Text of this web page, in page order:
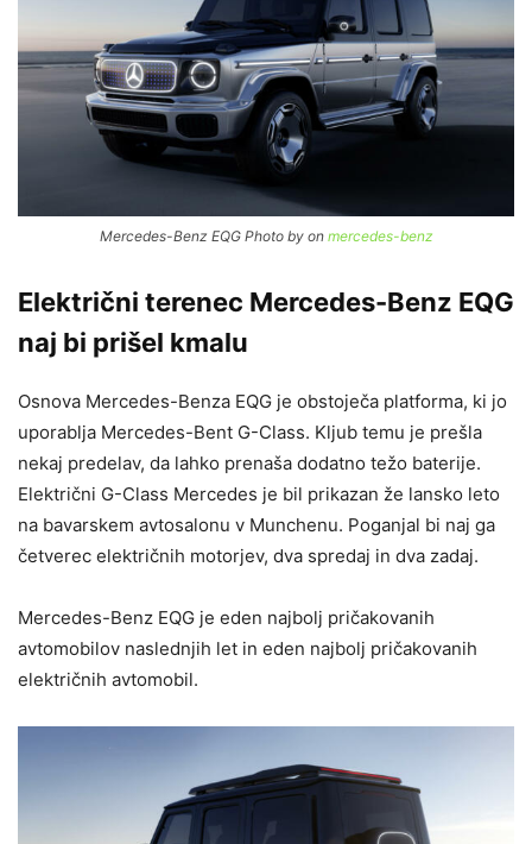
Mercedes-Benz EQG Photo by on mercedes-benz
Električni terenec Mercedes-Benz EQG
naj bi prišel kmalu
Osnova Mercedes-Benza EQG je obstoječa platforma, ki jo
uporablja Mercedes-Bent G-Class. Kljub temu je prešla
nekaj predelav, da lahko prenaša dodatno težo baterije.
Električni G-Class Mercedes je bil prikazan že lansko leto
na bavarskem avtosalonu v Munchenu. Poganjal bi naj ga
četverec električnih motorjev, dva spredaj in dva zadaj.
Mercedes-Benz EQG je eden najbolj pričakovanih
avtomobilov naslednjih let in eden najbolj pričakovanih
električnih avtomobil.